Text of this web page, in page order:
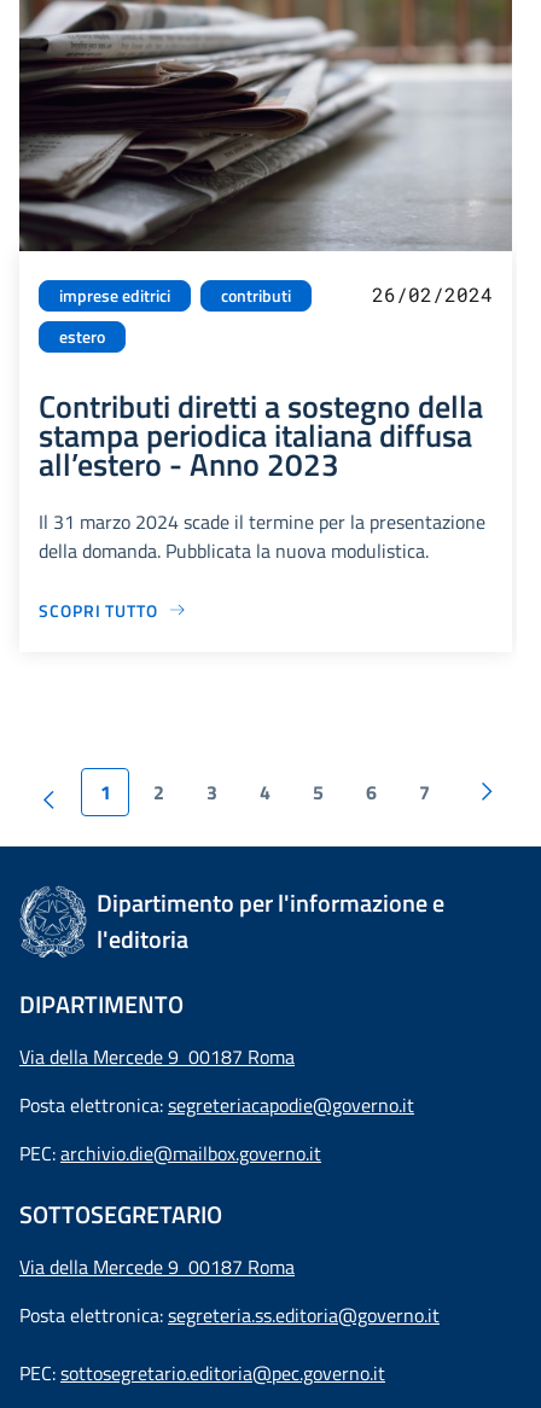
imprese editrici
contributi
estero
26/02/2024
Contributi diretti a sostegno della
stampa periodica italiana diffusa
all’estero - Anno 2023
Il 31 marzo 2024 scade il termine per la presentazione
della domanda. Pubblicata la nuova modulistica.
SCOPRI TUTTO
1 2 3 4 5 6 7
Dipartimento per l'informazione e
l'editoria
DIPARTIMENTO
Via della Mercede 9 00187 Roma
Posta elettronica:segreteriacapodie@governo.it
PEC:archivio.die@mailbox.governo.it
SOTTOSEGRETARIO
Via della Mercede 9 00187 Roma
Posta elettronica:segreteria.ss.editoria@governo.it
PEC:sottosegretario.editoria@pec.governo.it